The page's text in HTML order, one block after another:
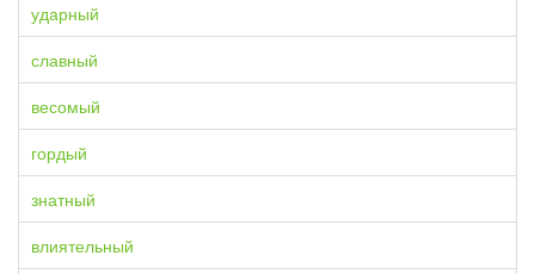
ударный
славный
весомый
гордый
знатный
влиятельный